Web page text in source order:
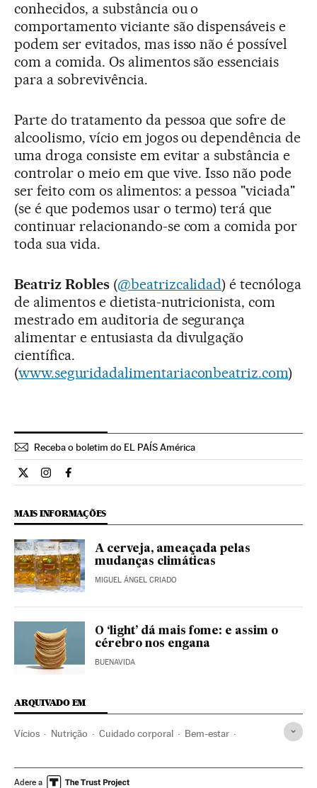
conhecidos, a substância ou o
comportamento viciante são dispensáveis e
podem ser evitados, mas isso não é possível
com a comida. Os alimentos são essenciais
para a sobrevivência.
Parte do tratamento da pessoa que sofre de
alcoolismo, vício em jogos ou dependência de
uma droga consiste em evitar a substância e
controlar o meio em que vive. Isso não pode
ser feito com os alimentos: a pessoa "viciada"
(se é que podemos usar o termo) terá que
continuar relacionando-se com a comida por
toda sua vida.
Beatriz Robles(@beatrizcalidad) é tecnóloga
de alimentos e dietista-nutricionista, com
mestrado em auditoria de segurança
alimentar e entusiasta da divulgação
científica.
(www.seguridadalimentariaconbeatriz.com)
Receba o boletim do EL PAÍS América
Ciencia El País Brasil en Twitter
Ciencia El País Brasil en Instagram
Ciencia El País Brasil en Facebook
MAIS INFORMAÇÕES
A cerveja, ameaçada pelas
mudanças climáticas
MIGUEL ÁNGEL CRIADO
O ‘light’ dá mais fome: e assim o
cérebro nos engana
BUENAVIDA
ARQUIVADO EM
Vícios Nutrição Cuidado corporal Bem-estar
Nutrir con ciencia
Adere a